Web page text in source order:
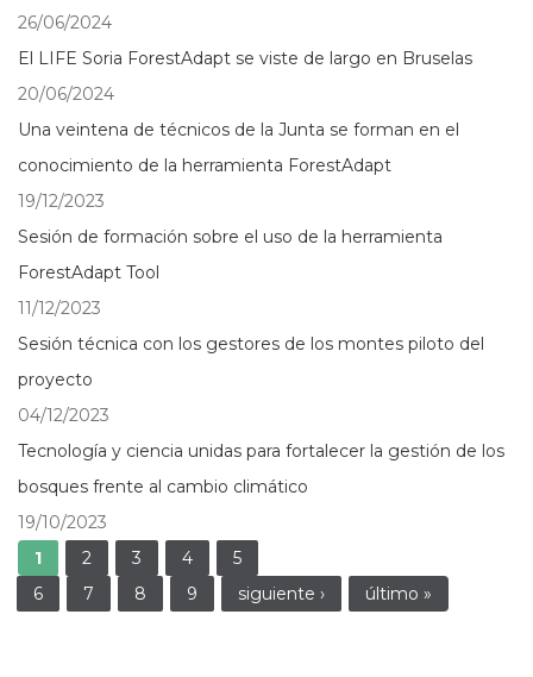
26/06/2024
El LIFE Soria ForestAdapt se viste de largo en Bruselas
20/06/2024
Una veintena de técnicos de la Junta se forman en el
conocimiento de la herramienta ForestAdapt
19/12/2023
Sesión de formación sobre el uso de la herramienta
ForestAdapt Tool
11/12/2023
Sesión técnica con los gestores de los montes piloto del
proyecto
04/12/2023
Tecnología y ciencia unidas para fortalecer la gestión de los
bosques frente al cambio climático
19/10/2023
Páginas
1 2 3 4
5
6
7 8 9 siguiente › último »